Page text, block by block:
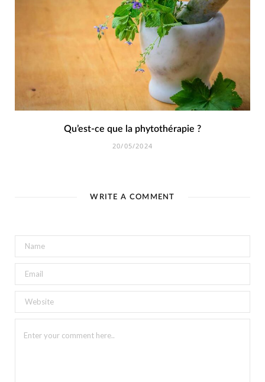
Qu’est-ce que la phytothérapie ?
20/05/2024
WRITE A COMMENT